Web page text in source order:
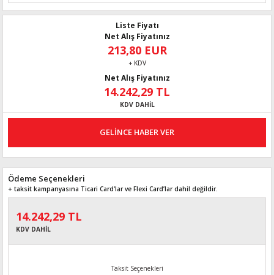
Liste Fiyatı
Net Alış Fiyatınız
213,80 EUR
+ KDV
Net Alış Fiyatınız
14.242,29 TL
KDV DAHİL
GELİNCE HABER VER
Ödeme Seçenekleri
+ taksit kampanyasına Ticari Card'lar ve Flexi Card’lar dahil değildir.
14.242,29 TL
KDV DAHİL
Taksit Seçenekleri